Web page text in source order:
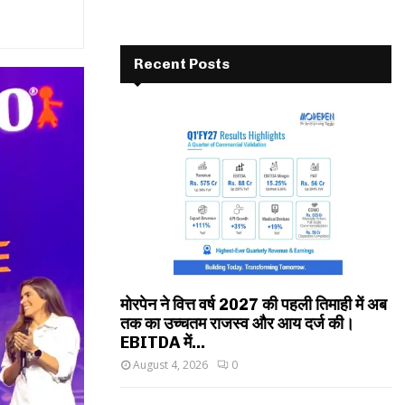
Recent Posts
मोरपेन ने वित्त वर्ष 2027 की पहली तिमाही में अब
तक का उच्चतम राजस्व और आय दर्ज की।
EBITDA में...
August 4, 2026 0